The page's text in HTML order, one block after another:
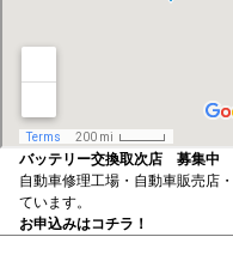
バッテリー交換取次店 募集中
自動車修理工場・自動車販売店
ています。
お申込みはコチラ！